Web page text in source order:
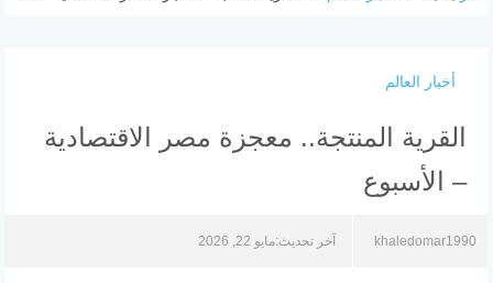
أخبار العالم
القرية المنتجة.. معجزة مصر الاقتصادية
– الأسبوع
khaledomar1990 آخر تحديث:مايو 22, 2026